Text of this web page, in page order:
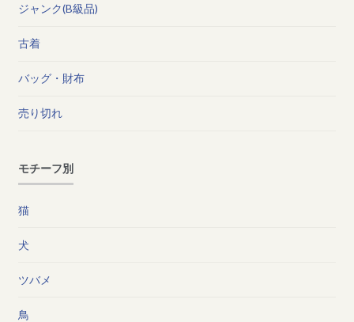
ジャンク(B級品)
古着
バッグ・財布
売り切れ
モチーフ別
猫
犬
ツバメ
鳥